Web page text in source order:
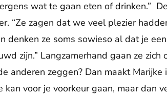
wat te gaan eten of drinken.”
“Ze zagen dat we veel plezier
denken ze soms sowieso al dat je
zijn.” Langzamerhand gaan ze zich
anderen zeggen? Dan maakt Marijke
kan voor je voorkeur gaan, maar dan